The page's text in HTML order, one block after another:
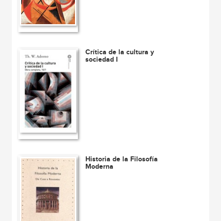
Crítica de la cultura y
sociedad I
Historia de la Filosofía
Moderna